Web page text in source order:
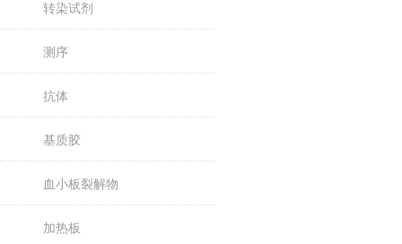
转染试剂
测序
抗体
基质胶
血小板裂解物
加热板